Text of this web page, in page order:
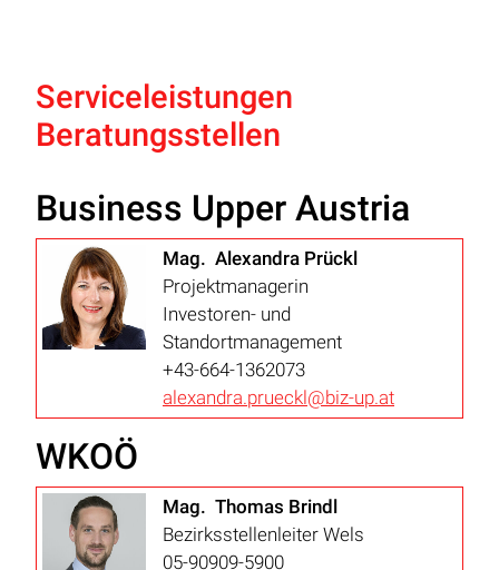
Serviceleistungen
Beratungsstellen
Business Upper Austria
Mag. Alexandra Prückl
Projektmanagerin
Investoren- und
Standortmanagement
+43-664-1362073
alexandra.prueckl@biz-up.at
WKOÖ
Mag. Thomas Brindl
Bezirksstellenleiter Wels
05-90909-5900